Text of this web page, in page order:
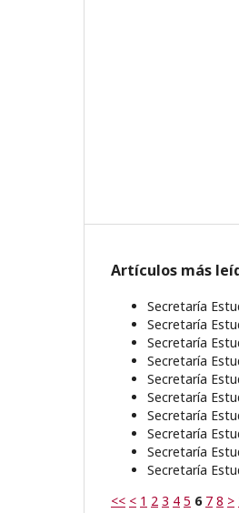
Artículos más
Secretaría
Secretaría
Secretaría
Secretaría
Secretaría
Secretaría
Secretaría
Secretaría
Secretaría
Secretaría
<< < 1 2 3 4 5 6 7 8 >